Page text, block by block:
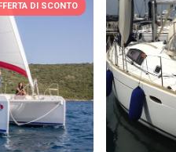
DI SCONTO